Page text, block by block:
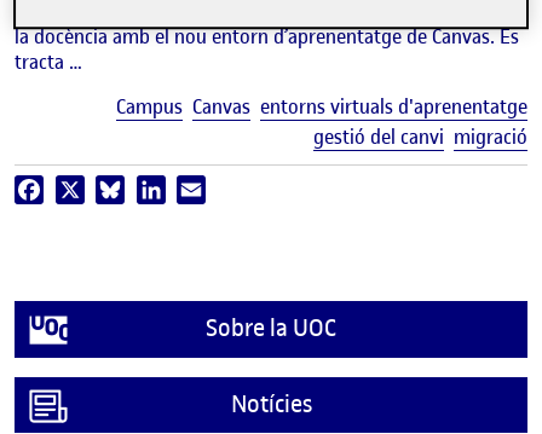
la docència amb el nou entorn d’aprenentatge de Canvas. Es
tracta …
Campus Canvas entorns virtuals d'aprenentatge
gestió del canvi migració
Facebook BlueskyLinkedIn
Sobre la UOC
Notícies